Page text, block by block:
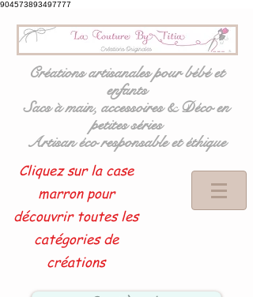
904573893497777
Créations artisanales pour bébé et
enfants
Sacs à main, accessoires & Déco en
petites séries
Artisan éco responsable et éthique
Cliquez sur la case
marron pour
découvrir toutes les
catégories de
créations